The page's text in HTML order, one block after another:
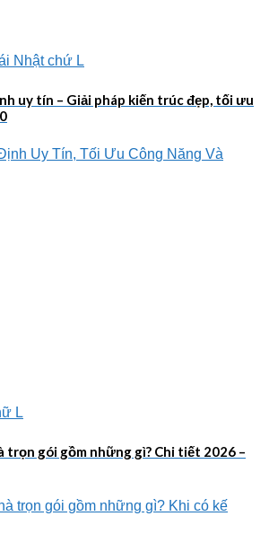
uy tín – Giải pháp kiến trúc đẹp, tối ưu
Uy Tín, Tối Ưu Công Năng Và
trọn gói gồm những gì? Chi tiết 2026 –
trọn gói gồm những gì? Khi có kế